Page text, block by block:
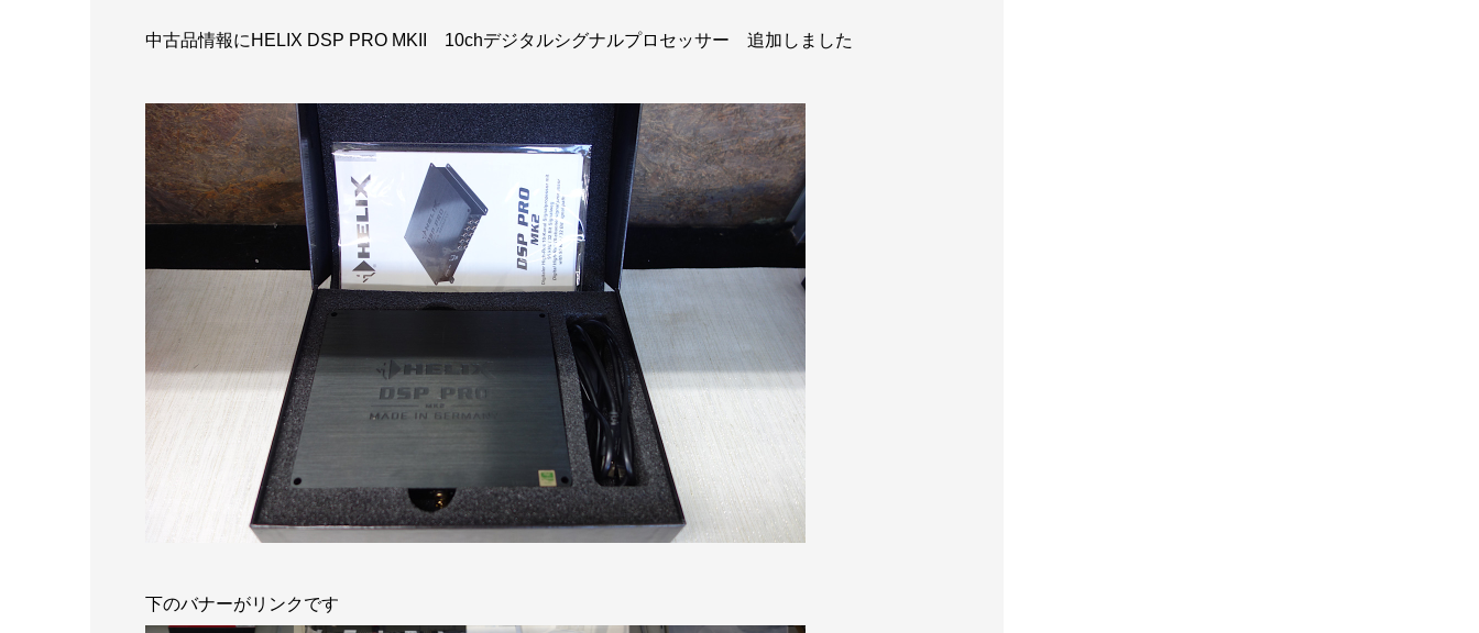
中古品情報にHELIX DSP PRO MKII 10chデジタルシグナルプロセッサー 追加しました
下のバナーがリンクです